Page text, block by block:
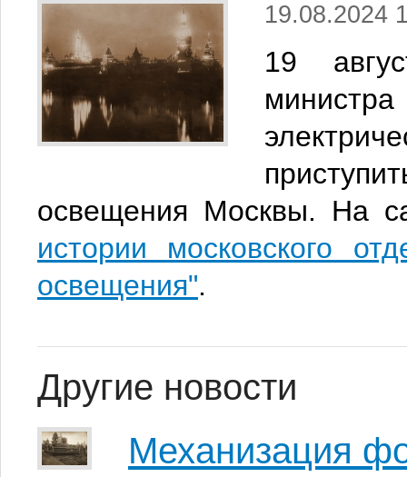
19.08.2024
19
освещения Москвы. На
истории московского
освещения".
Другие новости
Механизация